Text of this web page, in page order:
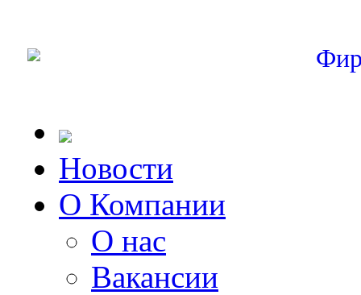
Новости
О Компании
О нас
Вакансии